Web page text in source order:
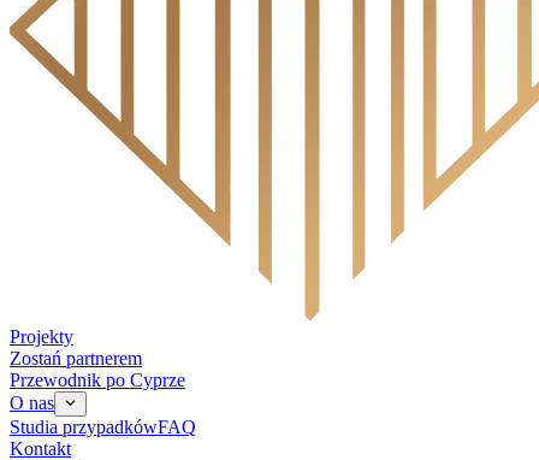
Projekty
Zostań partnerem
Przewodnik po Cyprze
O nas
Studia przypadkówFAQ
Kontakt